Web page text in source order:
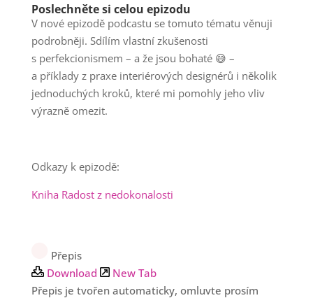
Poslechněte si celou epizodu
V nové epizodě podcastu se tomuto tématu věnuji
podrobněji. Sdílím vlastní zkušenosti
s perfekcionismem – a že jsou bohaté 😅 –
a příklady z praxe interiérových designérů i několik
jednoduchých kroků, které mi pomohly jeho vliv
výrazně omezit.
Odkazy k epizodě:
Kniha Radost z nedokonalosti
Přepis
Download
New Tab
Přepis je tvořen automaticky, omluvte prosím